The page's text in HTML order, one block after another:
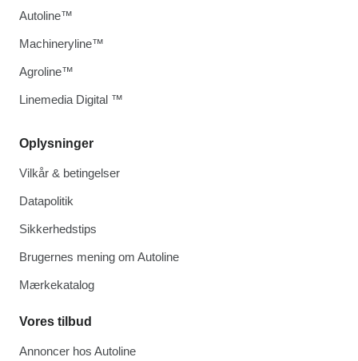
Oplysninger
Vilkår & betingelser
Datapolitik
Sikkerhedstips
Brugernes mening om Autoline
Mærkekatalog
Vores tilbud
Annoncer hos Autoline
Autoline™
Machineryline™
Agroline™
Linemedia Digital ™